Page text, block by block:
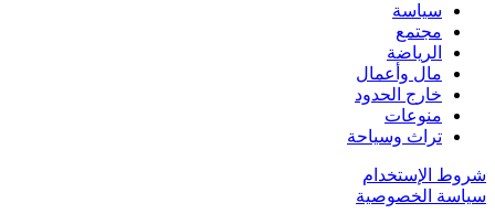
سياسة
مجتمع
الرياضة
مال وأعمال
خارج الحدود
منوعات
تراث وسياحة
شروط الإستخدام
سياسة الخصوصية